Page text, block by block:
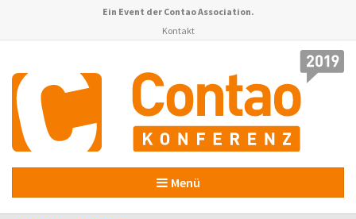
Ein Event der Contao Association.
Kontakt
Menü